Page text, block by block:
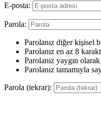
E-posta:
Parola:
Parolanız diğer kişisel
Parolanız en az 8
Parolanız yaygın
Parolanız tamamıyla
Parola (tekrar):